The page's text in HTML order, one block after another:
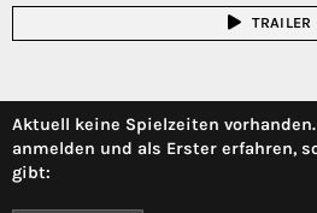
TRAILER
Aktuell keine Spielzeiten
anmelden und als Erster erfahren,
gibt: